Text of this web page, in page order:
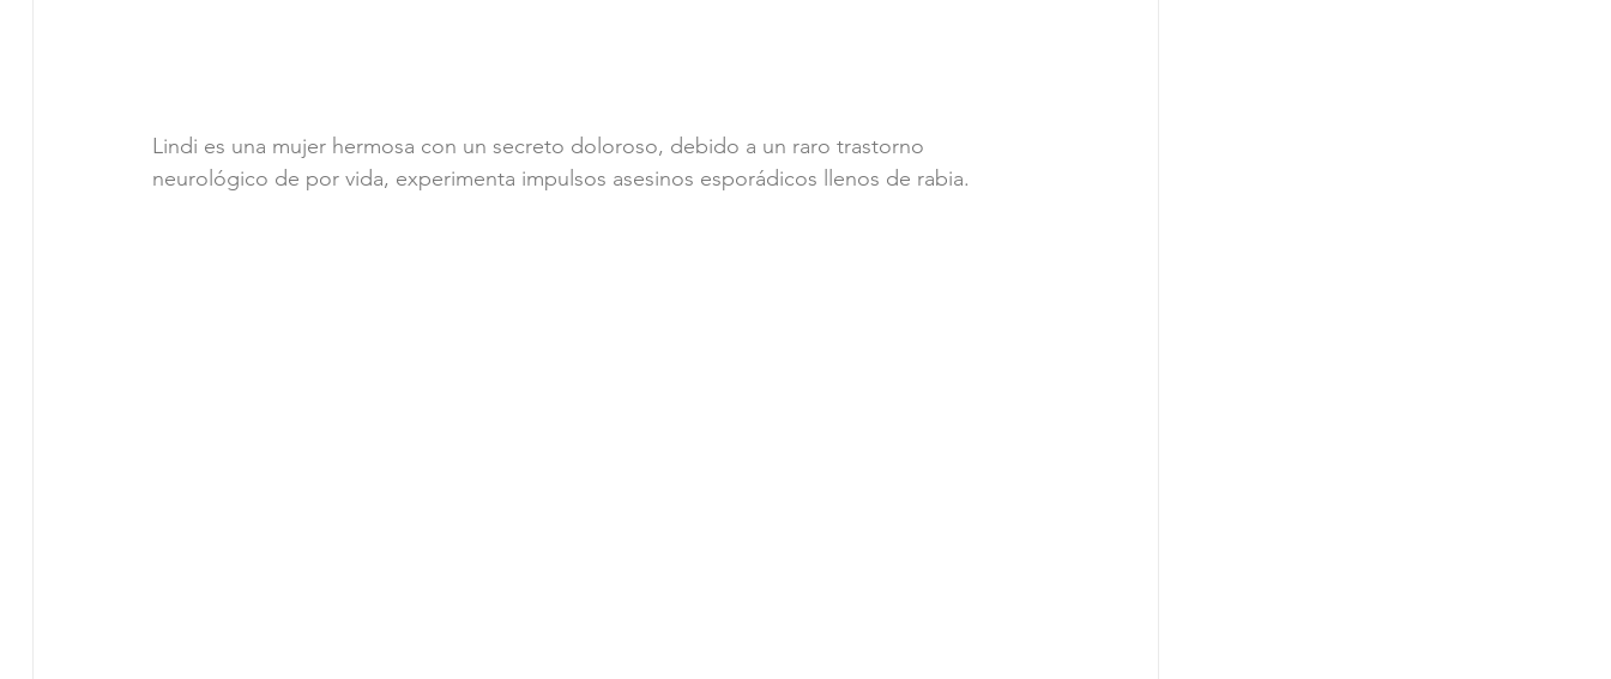
Lindi es una mujer hermosa con un secreto doloroso, debido a un raro trastorno
neurológico de por vida, experimenta impulsos asesinos esporádicos llenos de rabia.